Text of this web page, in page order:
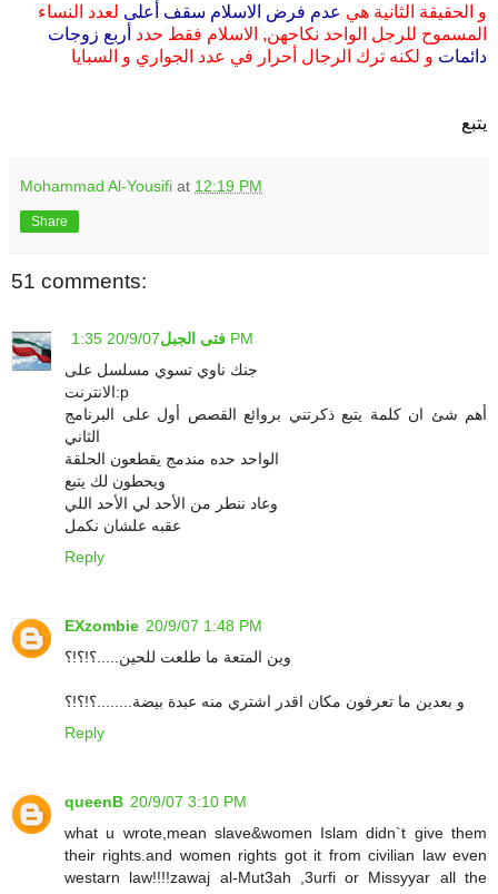
و الحقيقة الثانية هي عدم فرض الاسلام سقف أعلى لعدد النساء
المسموح للرجل الواحد نكاحهن, الاسلام فقط حدد أربع زوجات
دائمات و لكنه ترك الرجال أحرار في عدد الجواري و السبايا
يتبع
Mohammad Al-Yousifi at 12:19 PM
Share
51 comments:
فتى الجبل 20/9/07 1:35 PM
جنك ناوي تسوي مسلسل على
الانترنت:p
أهم شئ ان كلمة يتبع ذكرتني بروائع القصص أول على البرنامج
الثاني
الواحد حده مندمج يقطعون الحلقة
ويحطون لك يتبع
وعاد ننطر من الأحد لي الأحد اللي
عقبه علشان نكمل
Reply
EXzombie 20/9/07 1:48 PM
وين المتعة ما طلعت للحين.....؟!؟!؟
و بعدين ما تعرفون مكان اقدر اشتري منه عبدة بيضة........؟!؟!؟
Reply
queenB 20/9/07 3:10 PM
what u wrote,mean slave&women Islam didn`t give them
their rights.and women rights got it from civilian law even
westarn law!!!!zawaj al-Mut3ah ,3urfi or Missyyar all the